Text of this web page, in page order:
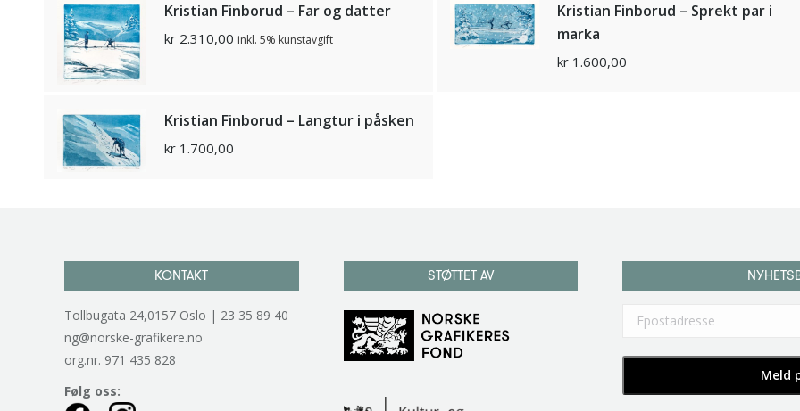
Kristian Finborud – Far og datter
kr 2.310,00 inkl. 5% kunstavgift
Kristian Finborud – Sprekt par i
marka
kr1.600,00
Kristian Finborud – Langtur i påsken
kr 1.700,00
KONTAKT
Tollbugata 24,0157 Oslo | 23 35 89 40
ng@norske-grafikere.no
org.nr. 971 435 828
Følg oss:
STØTTET AV